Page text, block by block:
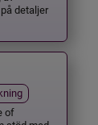
detaljer
of